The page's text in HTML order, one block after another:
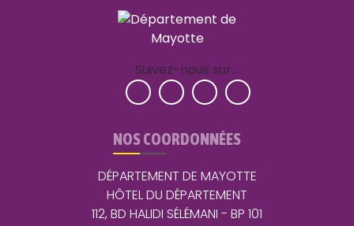
Suivez-nous sur…
NOS COORDONNÉES
DÉPARTEMENT DE MAYOTTE
HÔTEL DU DÉPARTEMENT
112, BD HALIDI SÉLÉMANI - BP 101